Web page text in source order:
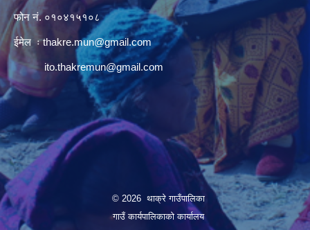
फोन नं. ०१०४१५१०८
ईमेल ःthakre.mun@gmail.com
ito.thakremun@gmail.com
© 2026 थाक्रे गाउँपालिका
गाउँ कार्यपालिकाको कार्यालय